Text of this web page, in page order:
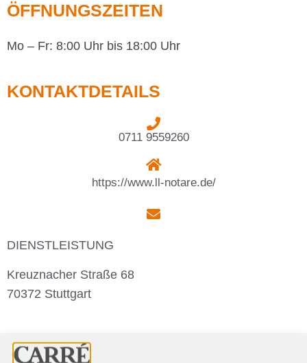
ÖFFNUNGSZEITEN
Mo – Fr: 8:00 Uhr bis 18:00 Uhr
KONTAKTDETAILS
0711 9559260
https://www.ll-notare.de/
DIENSTLEISTUNG
Kreuznacher Straße 68
70372 Stuttgart
CENTERPLAN